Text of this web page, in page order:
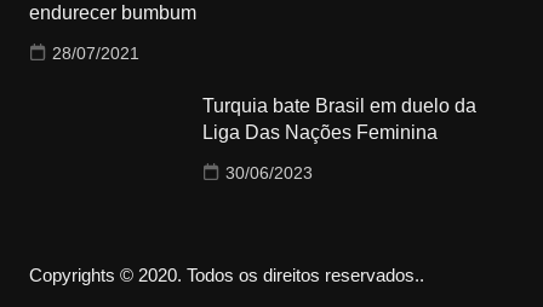
endurecer bumbum
28/07/2021
Turquia bate Brasil em duelo da
Liga Das Nações Feminina
30/06/2023
Copyrights © 2020. Todos os direitos reservados..